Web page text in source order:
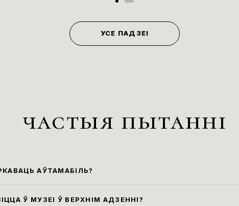
УСЕ ПАДЗЕІ
частыя пытанні
АЎТАМАБІЛЬ?
Маркса (паркоўка платная)
Ў МУЗЕІ Ў ВЕРХНІМ АДЗЕННІ?